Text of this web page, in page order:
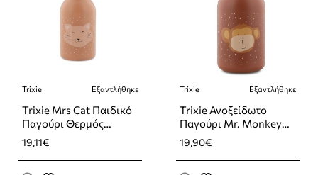
Εξαντλήθηκε
Trixie Εξαντλήθηκε
Trixie Mrs Cat Παιδικό
Παγούρι Θερμός
Ανοξείδωτο Ροζ 350ml
19,11€
Εξαντλήθηκε
Trixie Εξαντλήθηκε
Trixie Ανοξείδωτο
Παγούρι Mr. Monkey
350ml
19,90€